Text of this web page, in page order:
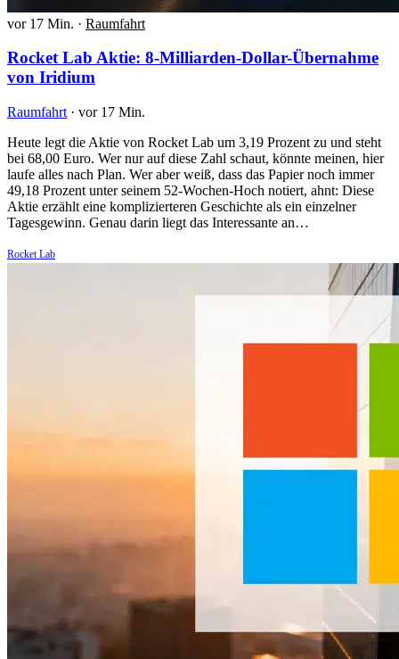
vor 17 Min. · Raumfahrt
Rocket Lab Aktie: 8-Milliarden-Dollar-Übernahme
von Iridium
Raumfahrt · vor 17 Min.
Heute legt die Aktie von Rocket Lab um 3,19 Prozent zu und steht
bei 68,00 Euro. Wer nur auf diese Zahl schaut, könnte meinen, hier
laufe alles nach Plan. Wer aber weiß, dass das Papier noch immer
49,18 Prozent unter seinem 52-Wochen-Hoch notiert, ahnt: Diese
Aktie erzählt eine komplizierteren Geschichte als ein einzelner
Tagesgewinn. Genau darin liegt das Interessante an…
Rocket Lab